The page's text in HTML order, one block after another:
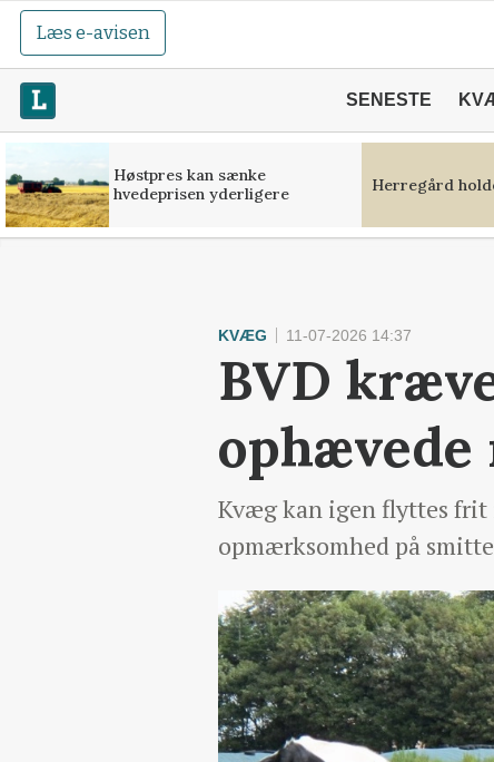
Læs e-avisen
SENESTE
Høstpres kan sænke
hvedeprisen yderligere
Herregård
KVÆG 11-07-2026 14:37
BVD
Kvæg kan igen flyttes frit
opmærksomhed på